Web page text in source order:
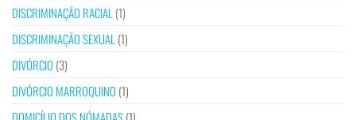
DISCRIMINAÇÃO RACIAL (1)
DISCRIMINAÇÃO SEXUAL (1)
DIVÓRCIO (3)
DIVÓRCIO MARROQUINO (1)